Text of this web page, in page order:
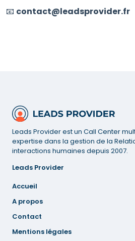
📧 contact@leadsprovider.fr
Leads Provider est un Call Center
expertise dans la gestion de la
interactions humaines depuis 2007.
Leads Provider
Accueil
A propos
Contact
Mentions légales